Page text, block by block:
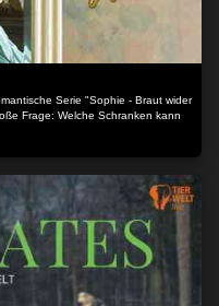
Serie "Sophie - Braut wider
Frage: Welche Schranken kann